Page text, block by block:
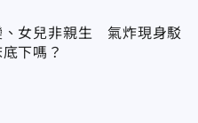
、女兒非親生 氣炸現身駁
下嗎？